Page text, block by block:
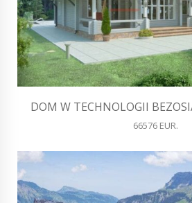
DOM W TECHNOLOGII
66576 EUR.